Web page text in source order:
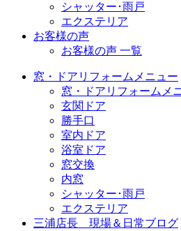
シャッター･雨戸
エクステリア
お客様の声
お客様の声 一覧
窓・ドアリフォームメニュー
窓・ドアリフォームメ
玄関ドア
勝手口
室内ドア
浴室ドア
窓交換
内窓
シャッター･雨戸
エクステリア
三浦店長 現場＆日常ブログ